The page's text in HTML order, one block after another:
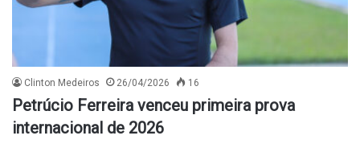
Clinton Medeiros 26/04/2026 16
Petrúcio Ferreira venceu primeira prova
internacional de 2026